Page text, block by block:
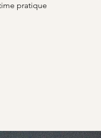
pratique